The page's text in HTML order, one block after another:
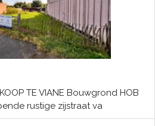
TE VIANE Bouwgrond HOB
rustige zijstraat va